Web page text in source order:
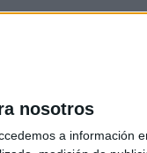
nosotros
a información